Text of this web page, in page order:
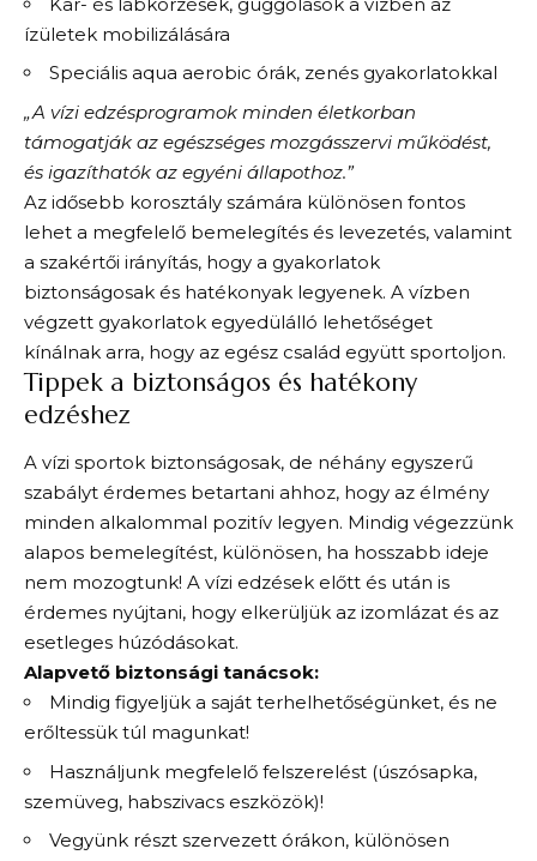
ízületek mobilizálására
Speciális aqua aerobic órák, zenés gyakorlatokkal
„A vízi edzésprogramok minden életkorban
támogatják az egészséges mozgásszervi működést,
és igazíthatók az egyéni állapothoz.”
Az idősebb korosztály számára különösen fontos
lehet a megfelelő bemelegítés és levezetés, valamint
a szakértői irányítás, hogy a gyakorlatok
biztonságosak és hatékonyak legyenek. A vízben
végzett gyakorlatok egyedülálló lehetőséget
kínálnak arra, hogy az egész család együtt sportoljon.
Tippek a biztonságos és hatékony
edzéshez
A vízi sportok biztonságosak, de néhány egyszerű
szabályt érdemes betartani ahhoz, hogy az élmény
minden alkalommal pozitív legyen. Mindig végezzünk
alapos bemelegítést, különösen, ha hosszabb ideje
nem mozogtunk! A vízi edzések előtt és után is
érdemes nyújtani, hogy elkerüljük az izomlázat és az
esetleges húzódásokat.
Alapvető biztonsági tanácsok:
Mindig figyeljük a saját terhelhetőségünket, és ne
erőltessük túl magunkat!
Használjunk megfelelő felszerelést (úszósapka,
szemüveg, habszivacs eszközök)!
Vegyünk részt szervezett órákon, különösen